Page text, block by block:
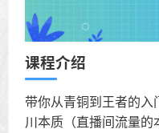
课程介绍
带你从青铜到王者的入
川本质（直播间流量